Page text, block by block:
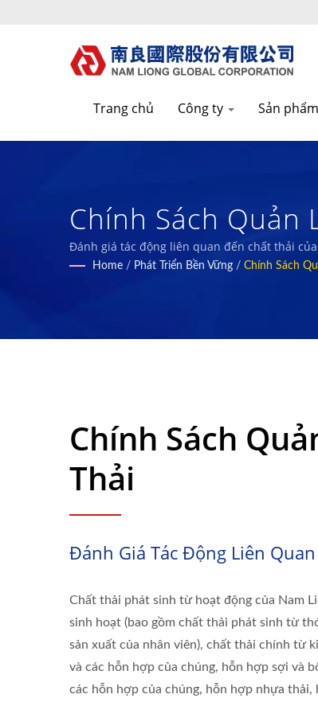
Trang chủ Công ty Sản phẩm
Chính Sách Quản
Chức Năng, Xanh
Đánh giá tác động liên quan đến chất thải
Home / Phát Triển Bền Vững / Chính Sách
Chính Sách
Thải
Đánh Giá Tác Động Liên
Chất thải phát sinh từ hoạt động của Nam
sinh hoạt (bao gồm chất thải phát sinh từ
sản xuất của nhân viên), chất thải chính từ
và các hỗn hợp của chúng, hỗn hợp sợi và
các hỗn hợp của chúng, hỗn hợp nhựa thải,